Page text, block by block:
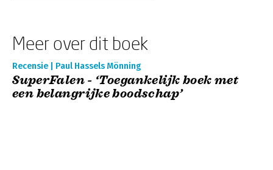
Meer over dit boek
Recensie | Paul Hassels Mönning
SuperFalen - ‘Toegankelijk boek met
een belangrijke boodschap’